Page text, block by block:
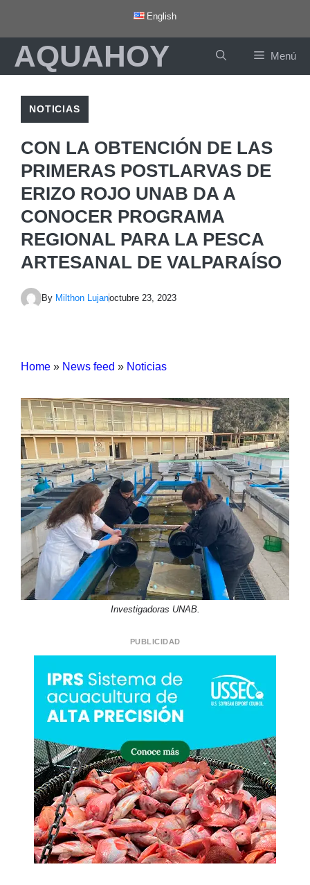
contenido
English
AQUAHOY Menú
NOTICIAS
CON LA OBTENCIÓN DE LAS
PRIMERAS POSTLARVAS DE
ERIZO ROJO UNAB DA A
CONOCER PROGRAMA
REGIONAL PARA LA PESCA
ARTESANAL DE VALPARAÍSO
By Milthon Lujanoctubre 23, 2023
Home » News feed » Noticias
Investigadoras UNAB.
PUBLICIDAD